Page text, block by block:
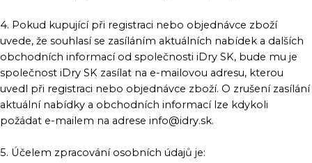
4. Pokud kupující při registraci nebo objednávce zboží
uvede, že souhlasí se zasíláním aktuálních nabídek a dalších
obchodních informací od společnosti iDry SK, bude mu je
společnost iDry SK zasílat na e-mailovou adresu, kterou
uvedl při registraci nebo objednávce zboží. O zrušení zasílání
aktuální nabídky a obchodních informací lze kdykoli
požádat e-mailem na adrese info@idry.sk.
5. Účelem zpracování osobních údajů je: